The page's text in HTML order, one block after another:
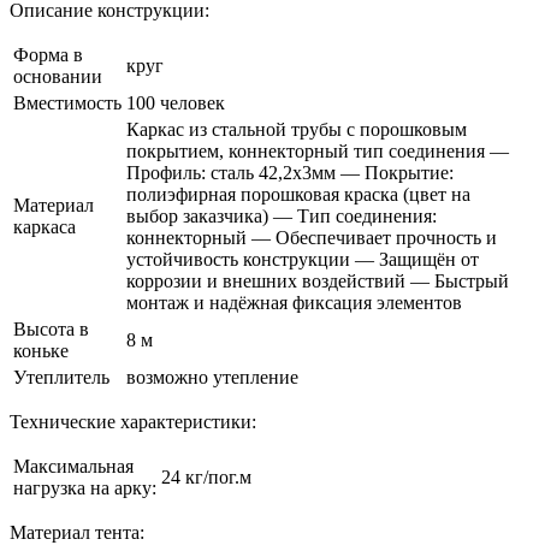
Описание конструкции:
Форма в
основании
круг
Вместимость 100 человек
Материал
каркаса
Каркас из стальной трубы с порошковым
покрытием, коннекторный тип соединения —
Профиль: сталь 42,2х3мм — Покрытие:
полиэфирная порошковая краска (цвет на
выбор заказчика) — Тип соединения:
коннекторный — Обеспечивает прочность и
устойчивость конструкции — Защищён от
коррозии и внешних воздействий — Быстрый
монтаж и надёжная фиксация элементов
Высота в
коньке
8 м
Утеплитель
возможно утепление
Технические характеристики:
Максимальная
нагрузка на арку:
24 кг/пог.м
Материал тента: